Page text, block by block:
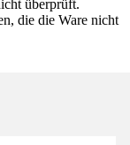
überprüft.
die die Ware nicht